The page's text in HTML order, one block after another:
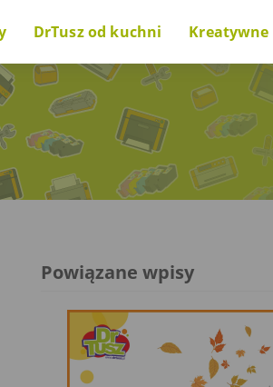
drukarkowe
technologiczne
DrTusz od kuchni
Za kulisami
Projekty i inicjatywy
Głos naszych gości
Kreatywne
Zrób to sam
Gry i zabawy
Powiązane wpisy